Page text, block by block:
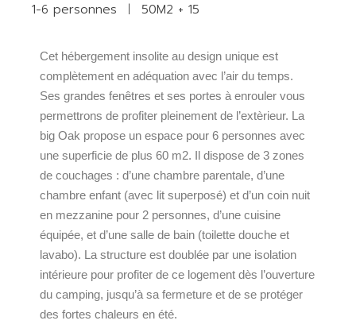
1-6 personnes
50M2 + 15
Cet hébergement insolite au design unique est
complètement en adéquation avec l’air du temps.
Ses grandes fenêtres et ses portes à enrouler vous
permettrons de profiter pleinement de l’extèrieur. La
big Oak propose un espace pour 6 personnes avec
une superficie de plus 60 m2. Il dispose de 3 zones
de couchages : d’une chambre parentale, d’une
chambre enfant (avec lit superposé) et d’un coin nuit
en mezzanine pour 2 personnes, d’une cuisine
équipée, et d’une salle de bain (toilette douche et
lavabo). La structure est doublée par une isolation
intérieure pour profiter de ce logement dès l’ouverture
du camping, jusqu’à sa fermeture et de se protéger
des fortes chaleurs en été.